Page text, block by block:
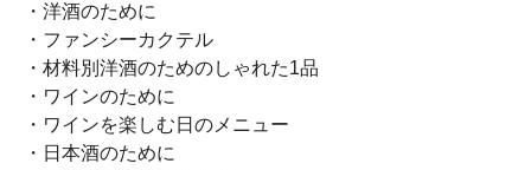
・洋酒のために
・ファンシーカクテル
・材料別洋酒のためのしゃれた1品
・ワインのために
・ワインを楽しむ日のメニュー
・日本酒のために